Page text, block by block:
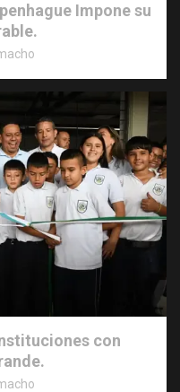
Impone su
con